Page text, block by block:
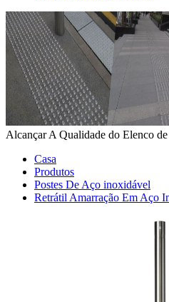
Alcançar A Qualidade do Elenco
Casa
Produtos
Postes De Aço inoxidável
Retrátil Amarração Em Aço